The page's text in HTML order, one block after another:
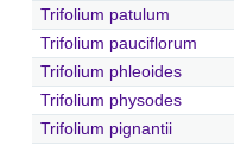
Trifolium patulum
Trifolium pauciflorum
Trifolium phleoides
Trifolium physodes
Trifolium pignantii